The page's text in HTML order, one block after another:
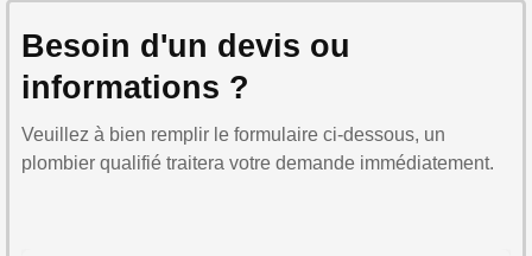
Besoin d'un devis ou
informations ?
Veuillez à bien remplir le formulaire ci-dessous, un
plombier qualifié traitera votre demande immédiatement.